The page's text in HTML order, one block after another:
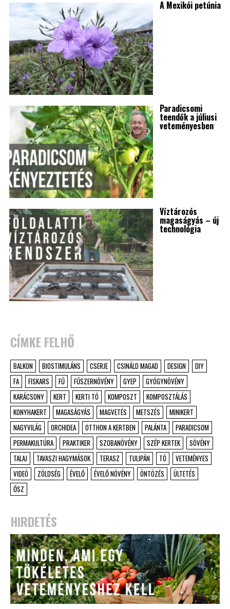
A Mexikói petúnia
Paradicsomi
teendők a júliusi
veteményesben
Víztározós
magaságyás – új
technológia
CÍMKE FELHŐ
BALKON BIOSTIMULÁNS CSERJE CSINÁLD MAGAD DESIGN
DIY
FA
FISKARS FŰ FŰSZERNÖVÉNY GYEP
GYÓGYNÖVÉNY
KARÁCSONY
KERT KERTI TÓ KOMPOSZT
KOMPOSZTÁLÁS
KONYHAKERT
MAGASÁGYÁS MAGVETÉS METSZÉS
MINIKERT
NAGYVILÁG
ORCHIDEA OTTHON A KERTBEN PALÁNTA
PARADICSOM
PERMAKULTÚRA
PRAKTIKER SZOBANÖVÉNY SZÉP KERTEK
SÖVÉNY
TALAJ
TAVASZI HAGYMÁSOK TERASZ TULIPÁN TÓ
VETEMÉNYES
VIDEÓ
ZÖLDSÉG ÉVELŐ ÉVELŐ NÖVÉNY ÖNTÖZÉS
ÜLTETÉS
ŐSZ
HIRDETÉS